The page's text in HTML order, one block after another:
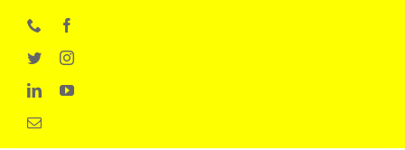
content